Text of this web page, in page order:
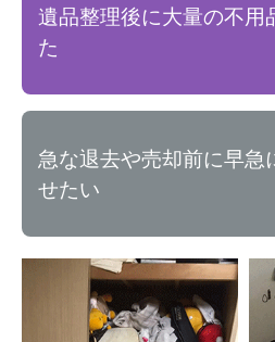
遺品整理後に大量の不用
た
急な退去や売却前に早急
せたい